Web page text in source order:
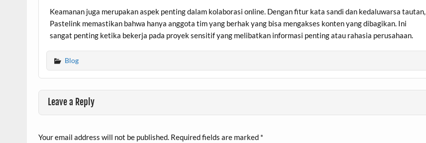
Keamanan juga merupakan aspek penting dalam kolaborasi online. Dengan fitur kata sandi dan kedaluwarsa tautan,
Pastelink memastikan bahwa hanya anggota tim yang berhak yang bisa mengakses konten yang dibagikan. Ini
sangat penting ketika bekerja pada proyek sensitif yang melibatkan informasi penting atau rahasia perusahaan.
Blog
Leave a Reply
Your email address will not be published. Required fields are marked *